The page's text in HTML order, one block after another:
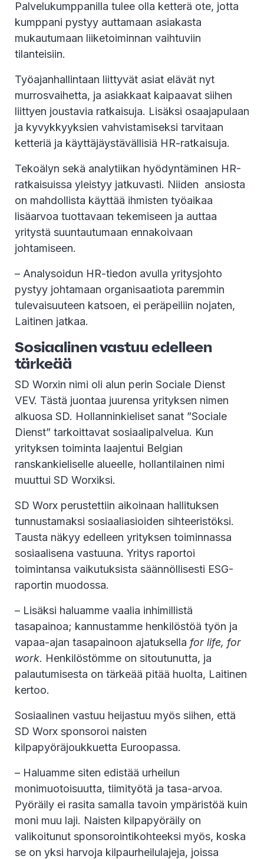
Palvelukumppanilla tulee olla ketterä ote, jotta
kumppani pystyy auttamaan asiakasta
mukautumaan liiketoiminnan vaihtuviin
tilanteisiin.
Työajanhallintaan liittyvät asiat elävät nyt
murrosvaihetta, ja asiakkaat kaipaavat siihen
liittyen joustavia ratkaisuja. Lisäksi osaajapulaan
ja kyvykkyyksien vahvistamiseksi tarvitaan
ketteriä ja käyttäjäystävällisiä HR-ratkaisuja.
Tekoälyn sekä analytiikan hyödyntäminen HR-
ratkaisuissa yleistyy jatkuvasti. Niiden ansiosta
on mahdollista käyttää ihmisten työaikaa
lisäarvoa tuottavaan tekemiseen ja auttaa
yritystä suuntautumaan ennakoivaan
johtamiseen.
– Analysoidun HR-tiedon avulla yritysjohto
pystyy johtamaan organisaatiota paremmin
tulevaisuuteen katsoen, ei peräpeiliin nojaten,
Laitinen jatkaa.
Sosiaalinen vastuu edelleen
tärkeää
SD Worxin nimi oli alun perin Sociale Dienst
VEV. Tästä juontaa juurensa yrityksen nimen
alkuosa SD. Hollanninkieliset sanat ”Sociale
Dienst” tarkoittavat sosiaalipalvelua. Kun
yrityksen toiminta laajentui Belgian
ranskankieliselle alueelle, hollantilainen nimi
muuttui SD Worxiksi.
SD Worx perustettiin aikoinaan hallituksen
tunnustamaksi sosiaaliasioiden sihteeristöksi.
Tausta näkyy edelleen yrityksen toiminnassa
sosiaalisena vastuuna. Yritys raportoi
toimintansa vaikutuksista säännöllisesti ESG-
raportin muodossa.
– Lisäksi haluamme vaalia inhimillistä
tasapainoa; kannustamme henkilöstöä työn ja
vapaa-ajan tasapainoon ajatuksella for life, for
work. Henkilöstömme on sitoutunutta, ja
palautumisesta on tärkeää pitää huolta, Laitinen
kertoo.
Sosiaalinen vastuu heijastuu myös siihen, että
SD Worx sponsoroi naisten
kilpapyöräjoukkuetta Euroopassa.
– Haluamme siten edistää urheilun
monimuotoisuutta, tiimityötä ja tasa-arvoa.
Pyöräily ei rasita samalla tavoin ympäristöä kuin
moni muu laji. Naisten kilpapyöräily on
valikoitunut sponsorointikohteeksi myös, koska
se on yksi harvoja kilpaurheilulajeja, joissa